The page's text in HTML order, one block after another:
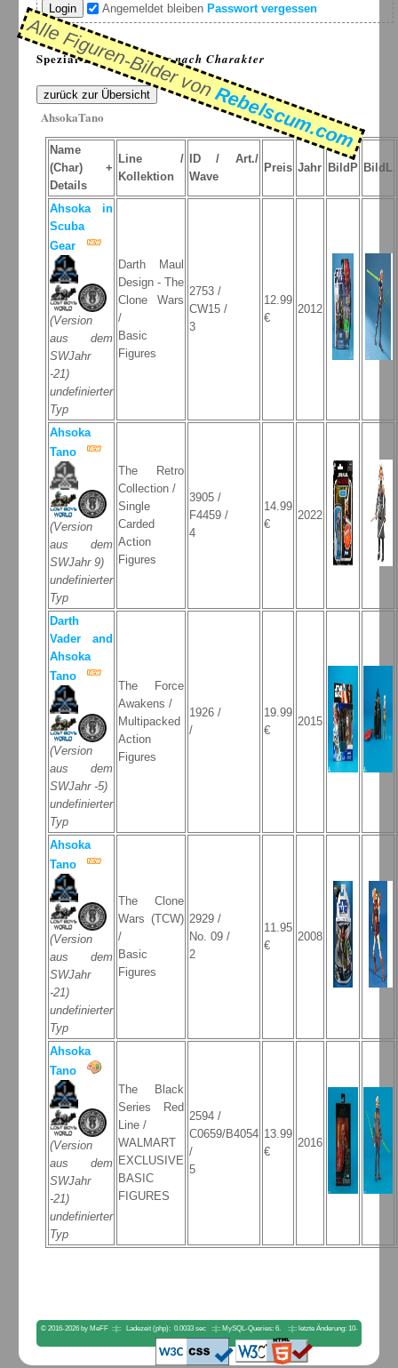
Login Angemeldet bleiben Passwort vergessen
Spezial-Listen: >Figur nach Charakter
Alle Figuren-Bilder von
Rebelscum.com
zurück zur Übersicht
AhsokaTano
Name
(Char) +
Details
Line /
Kollektion
ID / Art./
Wave
Preis Jahr BildP BildL
Ahsoka in
Scuba
Gear
(Version
aus dem
SWJahr
-21)
undefinierter
Typ
Darth Maul
Design - The
Clone Wars
/
Basic
Figures
2753 /
CW15 /
3
12.99
€
2012
Ahsoka
Tano
(Version
aus dem
SWJahr 9)
undefinierter
Typ
The Retro
Collection /
Single
Carded
Action
Figures
3905 /
F4459 /
4
14.99
€
2022
Darth
Vader and
Ahsoka
Tano
(Version
aus dem
SWJahr -5)
undefinierter
Typ
The Force
Awakens /
Multipacked
Action
Figures
1926 /
/
19.99
€
2015
Ahsoka
Tano
(Version
aus dem
SWJahr
-21)
undefinierter
Typ
The Clone
Wars (TCW)
/
Basic
Figures
2929 /
No. 09 /
2
11.95
€
2008
Ahsoka
Tano
(Version
aus dem
SWJahr
-21)
undefinierter
Typ
The Black
Series Red
Line /
WALMART
EXCLUSIVE
BASIC
FIGURES
2594 /
C0659/B4054
/
5
13.99
€
2016
© 2016-2026 by MeFF ::|:: Ladezeit (php): 0.0033 sec ::|:: MySQL-Queries: 6. ::|:: letzte Änderung: 10-